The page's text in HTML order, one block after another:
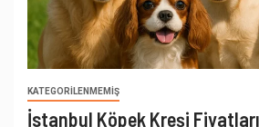
KATEGORILENMEMIŞ
İstanbul Köpek Kreşi Fiyatları